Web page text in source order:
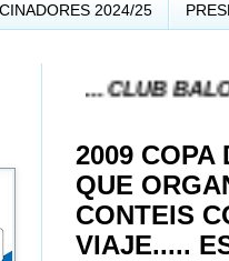
2024/25
... CLUB
2009 COPA
QUE
CONTEIS
VIAJE.....